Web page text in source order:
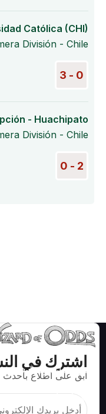
Católica (CHI)
División - Chile
0 - 3
- Huachipato
División - Chile
2 - 0
اشترك في
ابق على اطلاع بأحدث
استراتيجيات ومعلومات
البلاك جاك وكرابس
يمكن لعبها.